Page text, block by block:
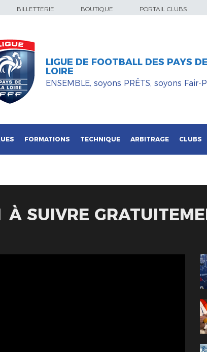
BILLETTERIE BOUTIQUE PORTAIL CLUBS
LIGUE DE FOOTBALL DES PAYS
LOIRE
ENSEMBLE, soyons PRÊTS, soyons Fair-
FORMATIONS TECHNIQUE ARBITRAGE CLUBS
À SUIVRE